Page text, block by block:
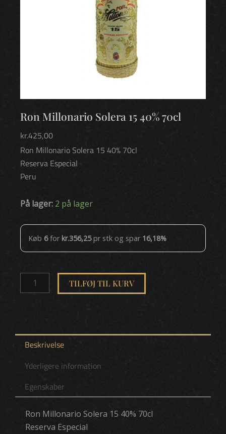
Ron Millonario Solera 15 40% 70cl
kr.425,00
Ron Millonario Solera 15 40% 70cl
Reserva Especial
Peru
På lager: 2 på lager
Køb 6for kr.356,25pr stk og spar 16,18%
Ron
Millonario
15
40%
70cl
TILFØJ TIL KURV
Beskrivelse
Yderligere information
Egenskaber
Ron Millonario Solera 15 40% 70cl
Reserva Especial